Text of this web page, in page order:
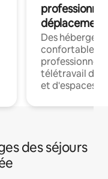
déplacement
Des
confortables
professionnels
télétravail
et d'espaces
des séjours